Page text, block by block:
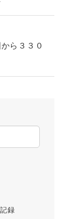
ら３３０
録